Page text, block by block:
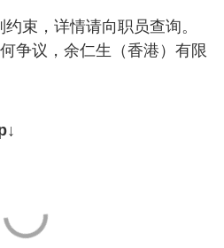
束，详情请向职员查询。
争议，余仁生（香港）有限